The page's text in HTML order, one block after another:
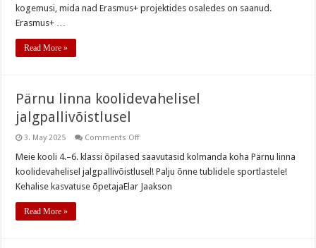
kogemusi, mida nad Erasmus+ projektides osaledes on saanud.
Erasmus+ …
Read More »
Pärnu linna koolidevahelisel
jalgpallivõistlusel
3. May 2025 Comments Offon
linna
jalgpallivõistlusel
Meie kooli 4.–6. klassi õpilased saavutasid kolmanda koha Pärnu linna
koolidevahelisel jalgpallivõistlusel! Palju õnne tublidele sportlastele!
Kehalise kasvatuse õpetajaElar Jaakson
Read More »